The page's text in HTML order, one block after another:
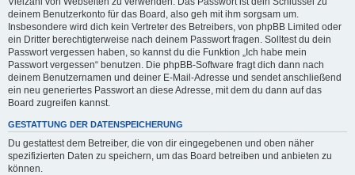
deinem Benutzerkonto für das Board, also geh mit ihm sorgsam um.
Insbesondere wird dich kein Vertreter des Betreibers, von phpBB Limited oder
ein Dritter berechtigterweise nach deinem Passwort fragen. Solltest du dein
Passwort vergessen haben, so kannst du die Funktion „Ich habe mein
Passwort vergessen“ benutzen. Die phpBB-Software fragt dich dann nach
deinem Benutzernamen und deiner E-Mail-Adresse und sendet anschließend
ein neu generiertes Passwort an diese Adresse, mit dem du dann auf das
Board zugreifen kannst.
GESTATTUNG DER DATENSPEICHERUNG
Du gestattest dem Betreiber, die von dir eingegebenen und oben näher
spezifizierten Daten zu speichern, um das Board betreiben und anbieten zu
können.